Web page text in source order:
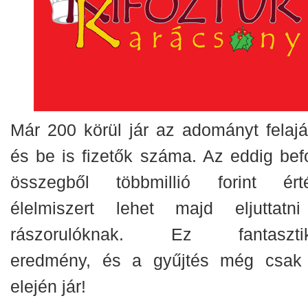
Már 200 körül jár az adományt
és be is fizetők száma. Az eddig
összegből többmillió forint
élelmiszert lehet majd
rászorulóknak. Ez
eredmény, és a gyűjtés még
elején jár!